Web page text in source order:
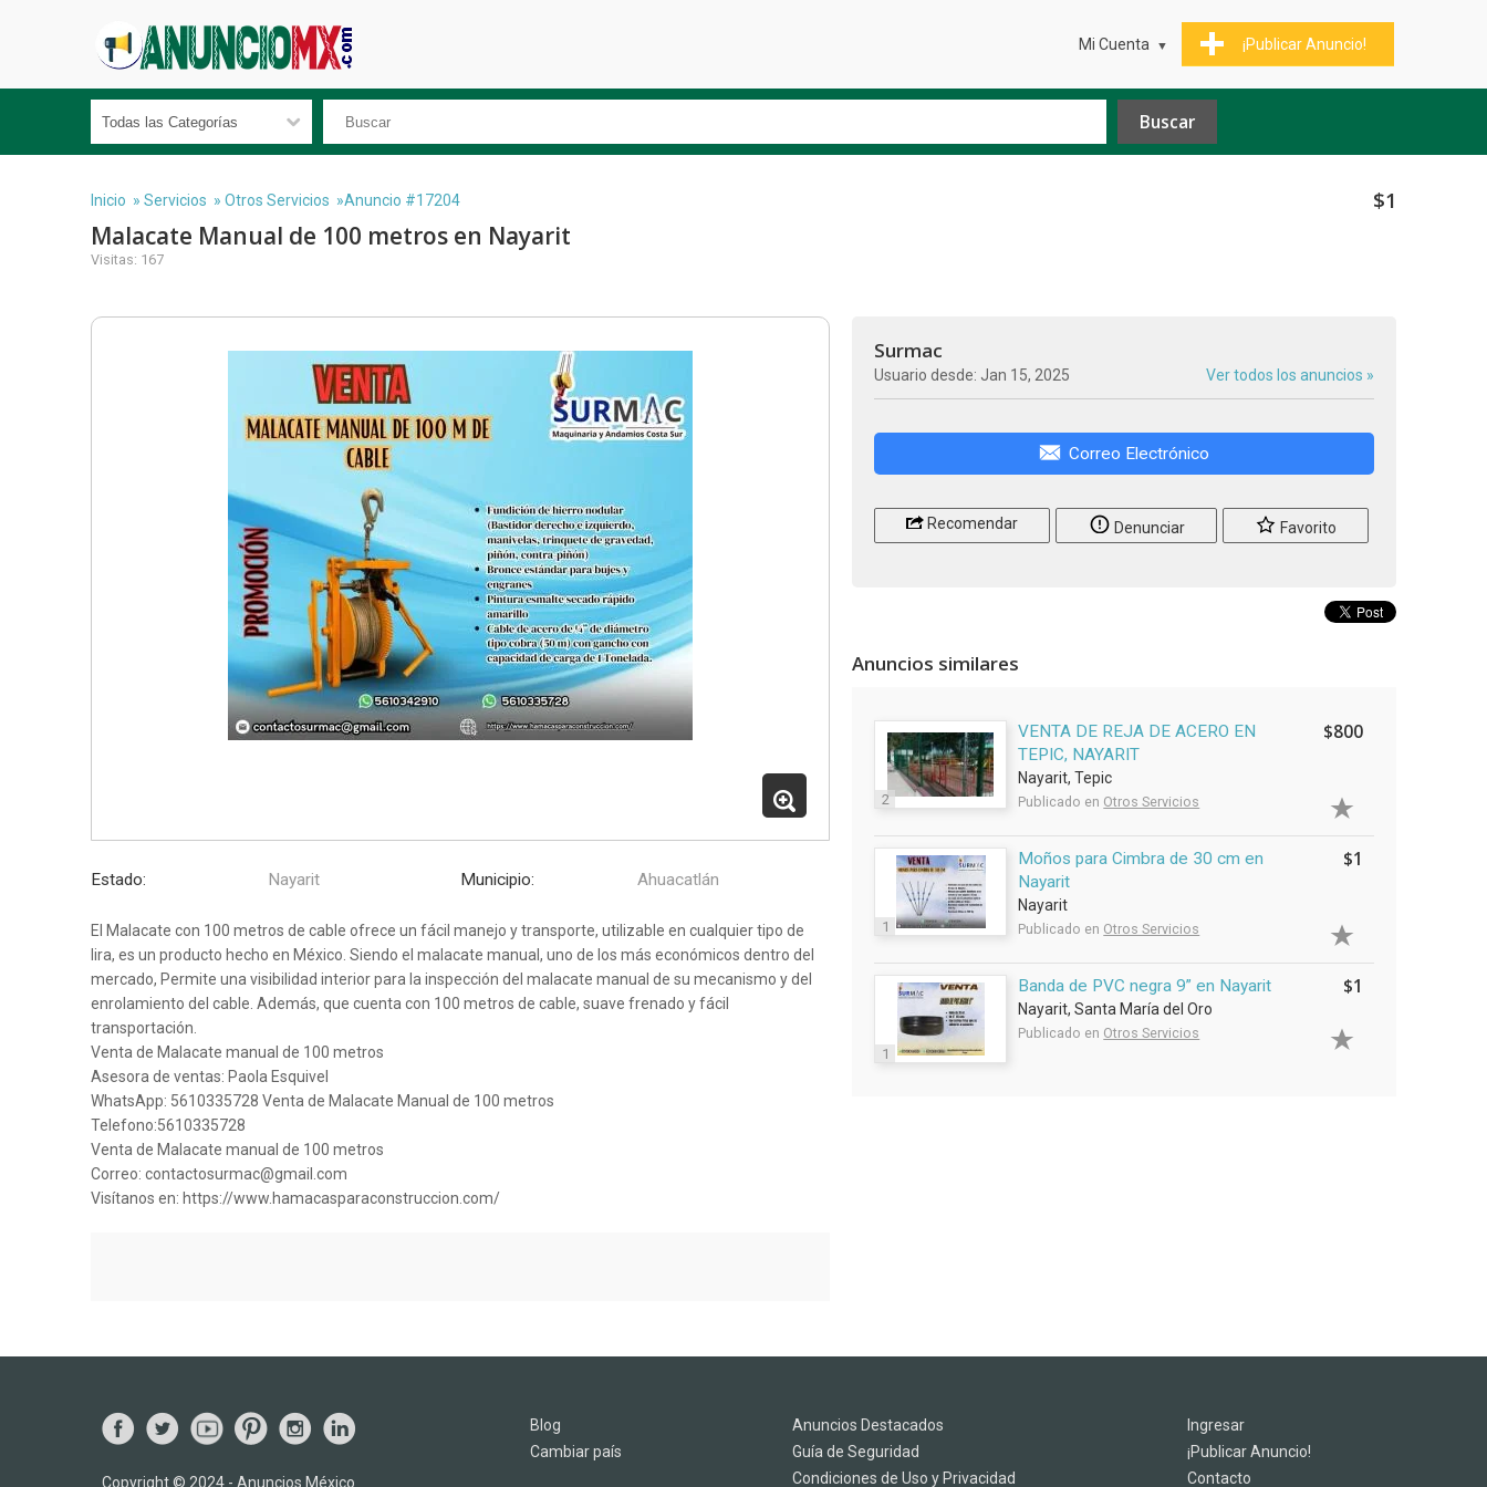
¡Publicar Anuncio!
Mi Cuenta
Inicio » Servicios » Otros Servicios »Anuncio #17204 $1
Malacate Manual de 100 metros en Nayarit
Visitas: 167
Estado: Nayarit Municipio: Ahuacatlán
El Malacate con 100 metros de cable ofrece un fácil manejo y transporte, utilizable en cualquier tipo de
lira, es un producto hecho en México. Siendo el malacate manual, uno de los más económicos dentro del
mercado, Permite una visibilidad interior para la inspección del malacate manual de su mecanismo y del
enrolamiento del cable. Además, que cuenta con 100 metros de cable, suave frenado y fácil
transportación.
Venta de Malacate manual de 100 metros
Asesora de ventas: Paola Esquivel
WhatsApp: 5610335728 Venta de Malacate Manual de 100 metros
Telefono:5610335728
Venta de Malacate manual de 100 metros
Correo: contactosurmac@gmail.com
Visítanos en: https://www.hamacasparaconstruccion.com/
Surmac
Usuario desde: Jan 15, 2025 Ver todos los anuncios »
Correo Electrónico
Recomendar Denunciar Favorito
Anuncios similares
2
VENTA DE REJA DE ACERO EN
TEPIC, NAYARIT
Nayarit, Tepic
Publicado en Otros Servicios
$800
1
Moños para Cimbra de 30 cm en
Nayarit
Nayarit
Publicado en Otros Servicios
$1
1
Banda de PVC negra 9” en Nayarit
Nayarit, Santa María del Oro
Publicado en Otros Servicios
$1
Blog
Cambiar país
Anuncios Destacados
Guía de Seguridad
Condiciones de Uso y Privacidad
Ingresar
¡Publicar Anuncio!
Contacto
Copyright © 2024 - Anuncios México